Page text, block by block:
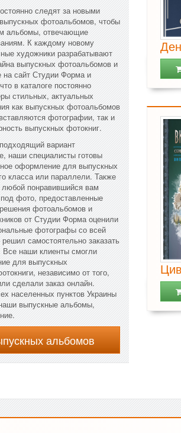
следят за новыми
фотоальбомов, чтобы
альбомы, отвечающие
К каждому новому
художники разрабатывают
выпускных фотоальбомов и
на сайт Студии Форма и
в каталоге постоянно
стильных, актуальных
как выпускных фотоальбомов
фотографии, так и
выпускных фотокниг.
вариант
наши специалисты готовы
оформление для выпускных
класса или параллели. Также
любой понравившийся вам
фото, предоставленные
фотоальбомов и
от Студии Форма оценили
фотографы со всей
самостоятельно заказать
наши клиенты смогли
для выпускных
независимо от того,
сделали заказ онлайн.
населенных пунктов Украины
выпускные альбомы,
альбомов